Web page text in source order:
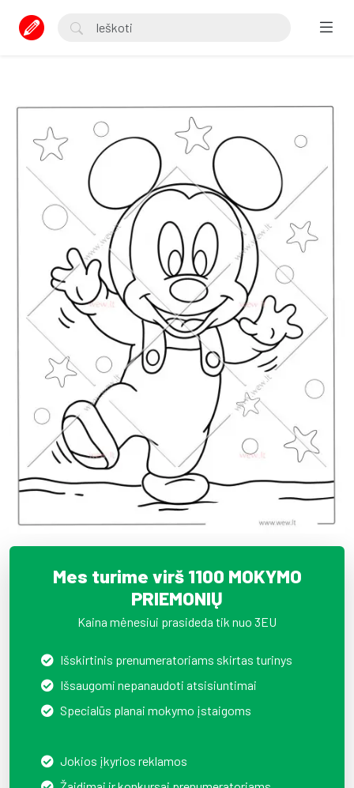
Mes turime virš 1100 MOKYMO
PRIEMONIŲ
Kaina mėnesiui prasideda tik nuo 3EU
Išskirtinis prenumeratoriams skirtas turinys
Išsaugomi nepanaudoti atsisiuntimai
Specialūs planai mokymo įstaigoms
Jokios įkyrios reklamos